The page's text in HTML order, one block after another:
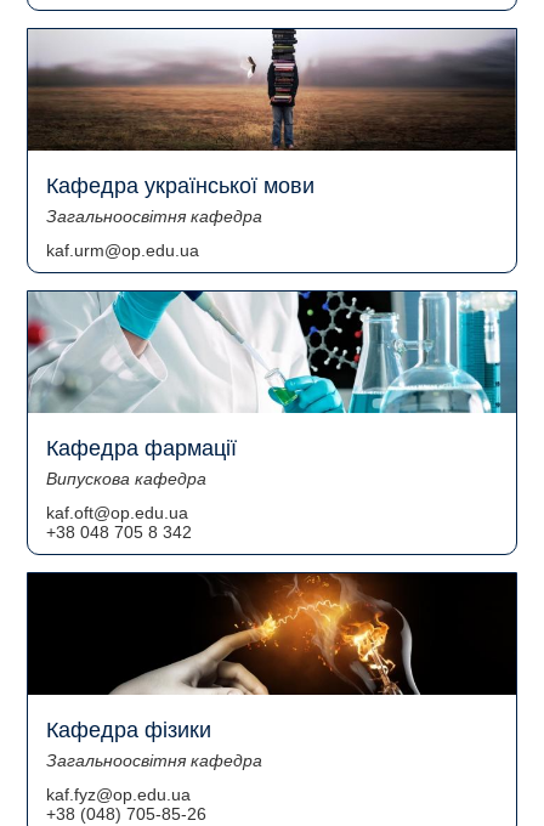
Кафедра української мови
Загальноосвітня кафедра
kaf.urm@op.edu.ua
Кафедра фармації
Випускова кафедра
kaf.oft@op.edu.ua
+38 048 705 8 342
Кафедра фізики
Загальноосвітня кафедра
kaf.fyz@op.edu.ua
+38 (048) 705-85-26